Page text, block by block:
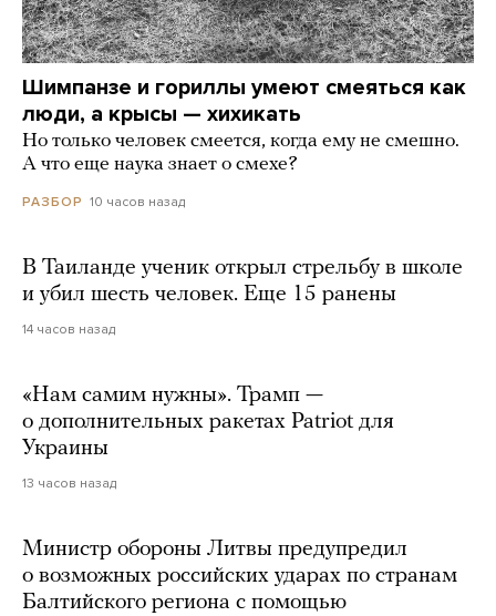
Шимпанзе и гориллы умеют смеяться как
люди, а крысы — хихикать
Но только человек смеется, когда ему не смешно.
А что еще наука знает о смехе?
РАЗБОР 10 часов назад
В Таиланде ученик открыл стрельбу в школе
и убил шесть человек. Еще 15 ранены
14 часов назад
«Нам самим нужны». Трамп —
о дополнительных ракетах Patriot для
Украины
13 часов назад
Министр обороны Литвы предупредил
о возможных российских ударах по странам
Балтийского региона с помощью